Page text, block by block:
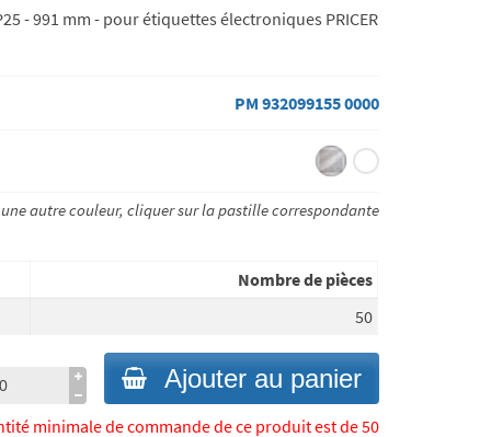
- 991 mm - pour étiquettes électroniques PRICER
PM 932099155 0000
autre couleur, cliquer sur la pastille correspondante
Nombre de pièces
50
Ajouter au panier
minimale de commande de ce produit est de 50